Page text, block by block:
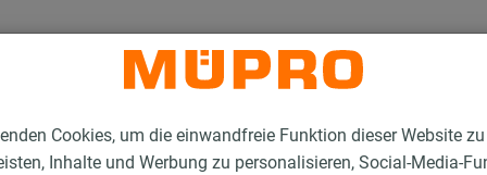
Cookies, um die einwandfreie Funktion dieser Website zu
Inhalte und Werbung zu personalisieren, Social-Media-